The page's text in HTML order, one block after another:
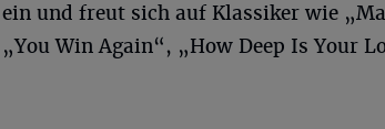
ein und freut sich auf Klassiker wie
„You Win Again“, „How Deep Is Your